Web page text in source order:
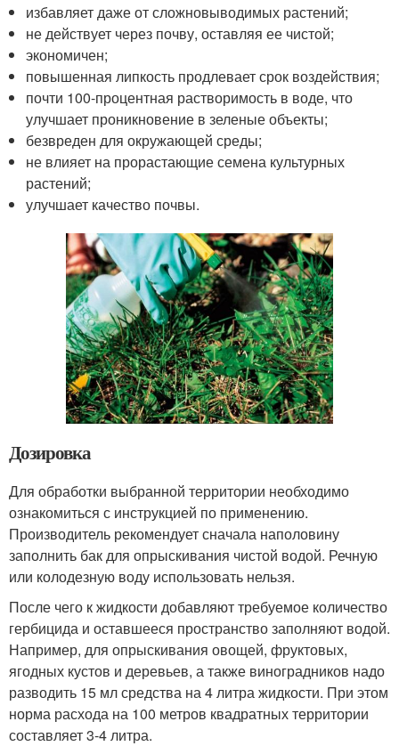
избавляет даже от сложновыводимых растений;
не действует через почву, оставляя ее чистой;
экономичен;
повышенная липкость продлевает срок воздействия;
почти 100-процентная растворимость в воде, что
улучшает проникновение в зеленые объекты;
безвреден для окружающей среды;
не влияет на прорастающие семена культурных
растений;
улучшает качество почвы.
Дозировка
Для обработки выбранной территории необходимо
ознакомиться с инструкцией по применению.
Производитель рекомендует сначала наполовину
заполнить бак для опрыскивания чистой водой. Речную
или колодезную воду использовать нельзя.
После чего к жидкости добавляют требуемое количество
гербицида и оставшееся пространство заполняют водой.
Например, для опрыскивания овощей, фруктовых,
ягодных кустов и деревьев, а также виноградников надо
разводить 15 мл средства на 4 литра жидкости. При этом
норма расхода на 100 метров квадратных территории
составляет 3-4 литра.